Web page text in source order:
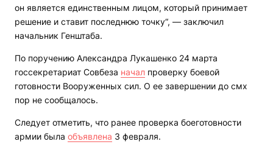
он является единственным лицом, который принимает
решение и ставит последнюю точку“, — заключил
начальник Генштаба.
По поручению Александра Лукашенко 24 марта
госсекретариат Совбеза начал проверку боевой
готовности Вооруженных сил. О ее завершении до смх
пор не сообщалось.
Следует отметить, что ранее проверка боеготовности
армии была объявлена 3 февраля.